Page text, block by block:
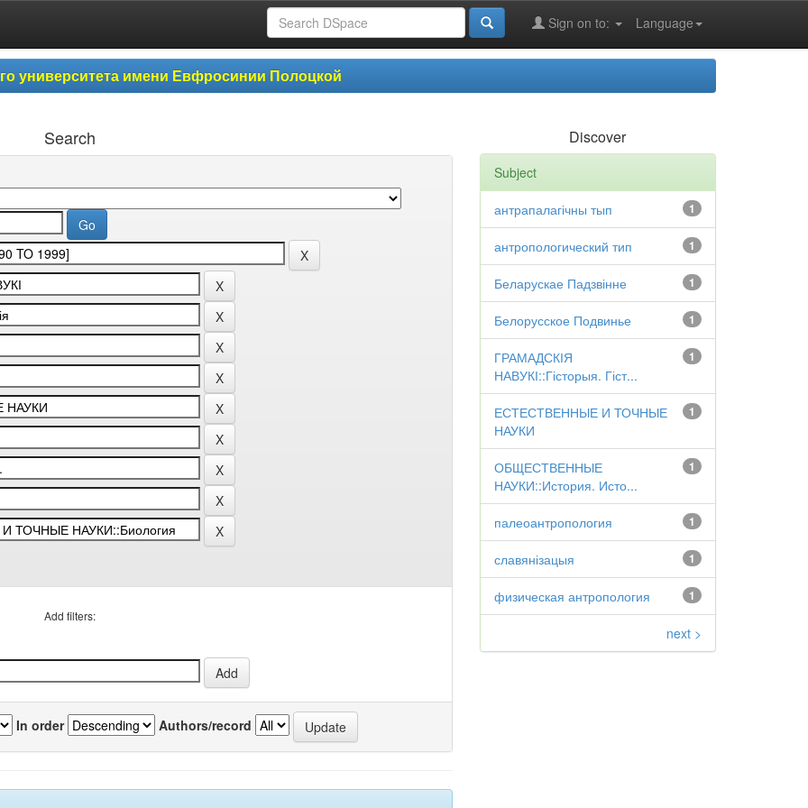
Language
Sign on to:
университета имени Евфросинии Полоцкой
Search
Add filters:
In order Authors/record
Discover
Subject
1
антрапалагічны тып
1
антропологический тип
1
Беларускае Падзвінне
1
Белорусское Подвинье
1
ГРАМАДСКІЯ
НАВУКІ::Гісторыя. Гіст...
1
ЕСТЕСТВЕННЫЕ И ТОЧНЫЕ
НАУКИ
1
ОБЩЕСТВЕННЫЕ
НАУКИ::История. Исто...
1
палеоантропология
1
славянізацыя
1
физическая антропология
next >